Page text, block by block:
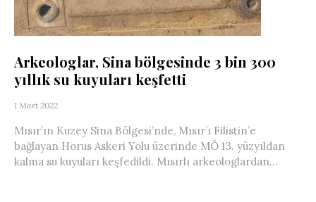
Arkeologlar, Sina bölgesinde 3 bin 300
yıllık su kuyuları keşfetti
1 Mart 2022
Mısır’ın Kuzey Sina Bölgesi’nde, Mısır’ı Filistin’e
bağlayan Horus Askeri Yolu üzerinde MÖ 13. yüzyıldan
kalma su kuyuları keşfedildi. Mısırlı arkeologlardan...